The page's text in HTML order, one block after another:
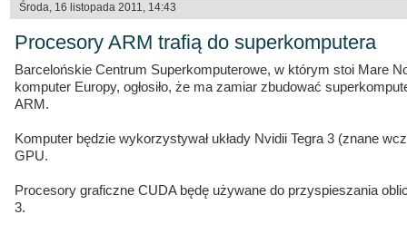
Środa, 16 listopada 2011, 14:43
Procesory ARM trafią do superkomputera
Barcelońskie Centrum Superkomputerowe, w którym stoi Mare
komputer Europy, ogłosiło, że ma zamiar zbudować
ARM.
Komputer będzie wykorzystywał układy Nvidii Tegra 3 (znane
GPU.
Procesory graficzne CUDA będę używane do przyspieszania
3.